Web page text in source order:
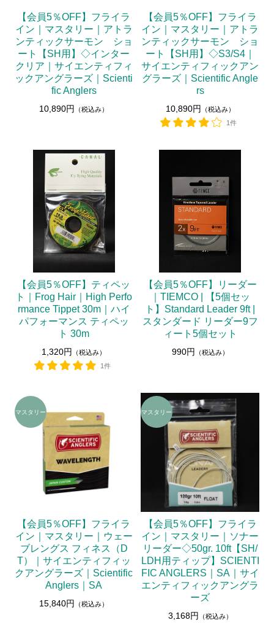
【会員5％OFF】フライラ
イン｜マスタリー｜アトラ
ンティックサーモン ショ
ート【SH用】◇インター
クリア｜サイエンティフィ
ックアングラーズ｜Scienti
fic Anglers
10,890円 （税込み）
【会員5％OFF】フライラ
イン｜マスタリー｜アトラ
ンティックサーモン ショ
ート【SH用】◇S3/S4｜
サイエンティフィックアン
グラーズ｜Scientific Angle
rs
10,890円
（税込み）
1件
【会員5％OFF】ティペッ
ト｜Frog Hair｜High Perfo
rmance Tippet 30m｜ハイ
パフォーマンス ティペッ
ト 30m
1,320円
（税込み）
1件
【会員5％OFF】リーダー
｜TIEMCO | 【5個セッ
ト】Standard Leader 9ft |
スタンダード リーダー9フ
ィート5個セット
990円 （税込み）
【会員5％OFF】フライラ
イン｜マスタリー｜ウェー
ブレングス フィネス（D
T）｜サイエンティフィッ
クアングラーズ｜Scientific
Anglers｜SA
15,840円 （税込み）
【会員5％OFF】フライラ
イン｜マスタリー｜ソナー
リーダー◇50gr. 10ft【SH/
LDH用ティップ】SCIENTI
FIC ANGLERS｜SA｜サイ
エンティフィックアングラ
ーズ
3,168円 （税込み）